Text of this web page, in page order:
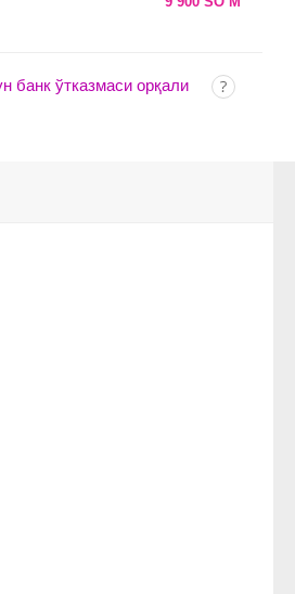
банк ўтказмаси орқали